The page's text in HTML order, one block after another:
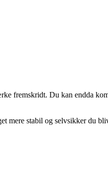
fremskridt. Du kan endda
mere stabil og selvsikker du